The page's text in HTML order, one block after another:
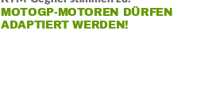
MOTOGP-MOTOREN DÜRFEN
ADAPTIERT WERDEN!